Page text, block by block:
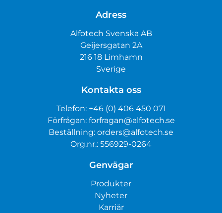
Adress
Alfotech Svenska AB
Geijersgatan 2A
216 18 Limhamn
Sverige
Kontakta oss
Telefon: +46 (0) 406 450 071
Förfrågan: forfragan@alfotech.se
Beställning: orders@alfotech.se
Org.nr.: 556929-0264
Genvägar
Produkter
Nyheter
Karriär